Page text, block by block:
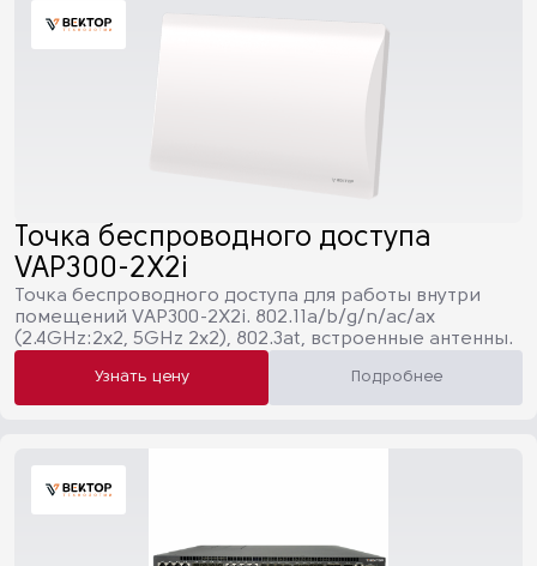
Точка беспроводного доступа
VAP300-2X2i
Точка беспроводного доступа для работы внутри
помещений VAP300-2X2i. 802.11a/b/g/n/ac/ax
(2.4GHz:2х2, 5GHz 2x2), 802.3at, встроенные антенны.
Узнать цену Подробнее